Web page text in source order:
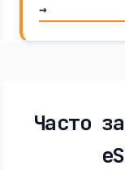
→
Часто